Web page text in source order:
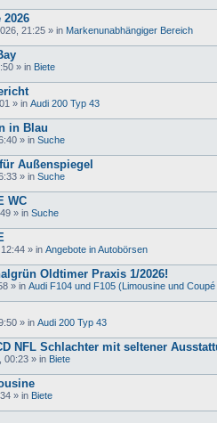
21:25 » in Markenunabhängiger Bereich
» in Biete
» in Audi 200 Typ 43
in Blau
» in Suche
Außenspiegel
» in Suche
WC
» in Suche
» in Angebote in Autobörsen
Oldtimer Praxis 1/2026!
» in Audi F104 und F105 (Limousine und Coupé
» in Audi 200 Typ 43
NFL Schlachter mit seltener
00:23 » in Biete
» in Biete